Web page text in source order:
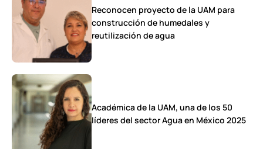
Reconocen proyecto de la UAM para
construcción de humedales y
reutilización de agua
Académica de la UAM, una de los 50
líderes del sector Agua en México 2025